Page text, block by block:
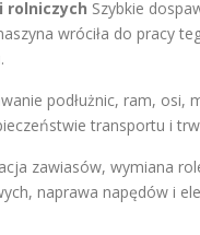
i rolniczych Szybkie
wróciła do pracy
podłużnic, ram, osi,
transportu i
zawiasów, wymiana
naprawa napędów i